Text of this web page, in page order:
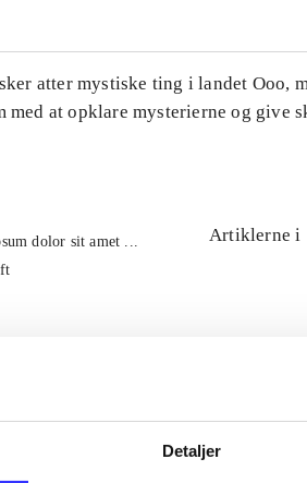
Detaljer
atter mystiske ting i landet Ooo,
med at opklare mysterierne og give
dolor sit amet ...
Artiklerne i